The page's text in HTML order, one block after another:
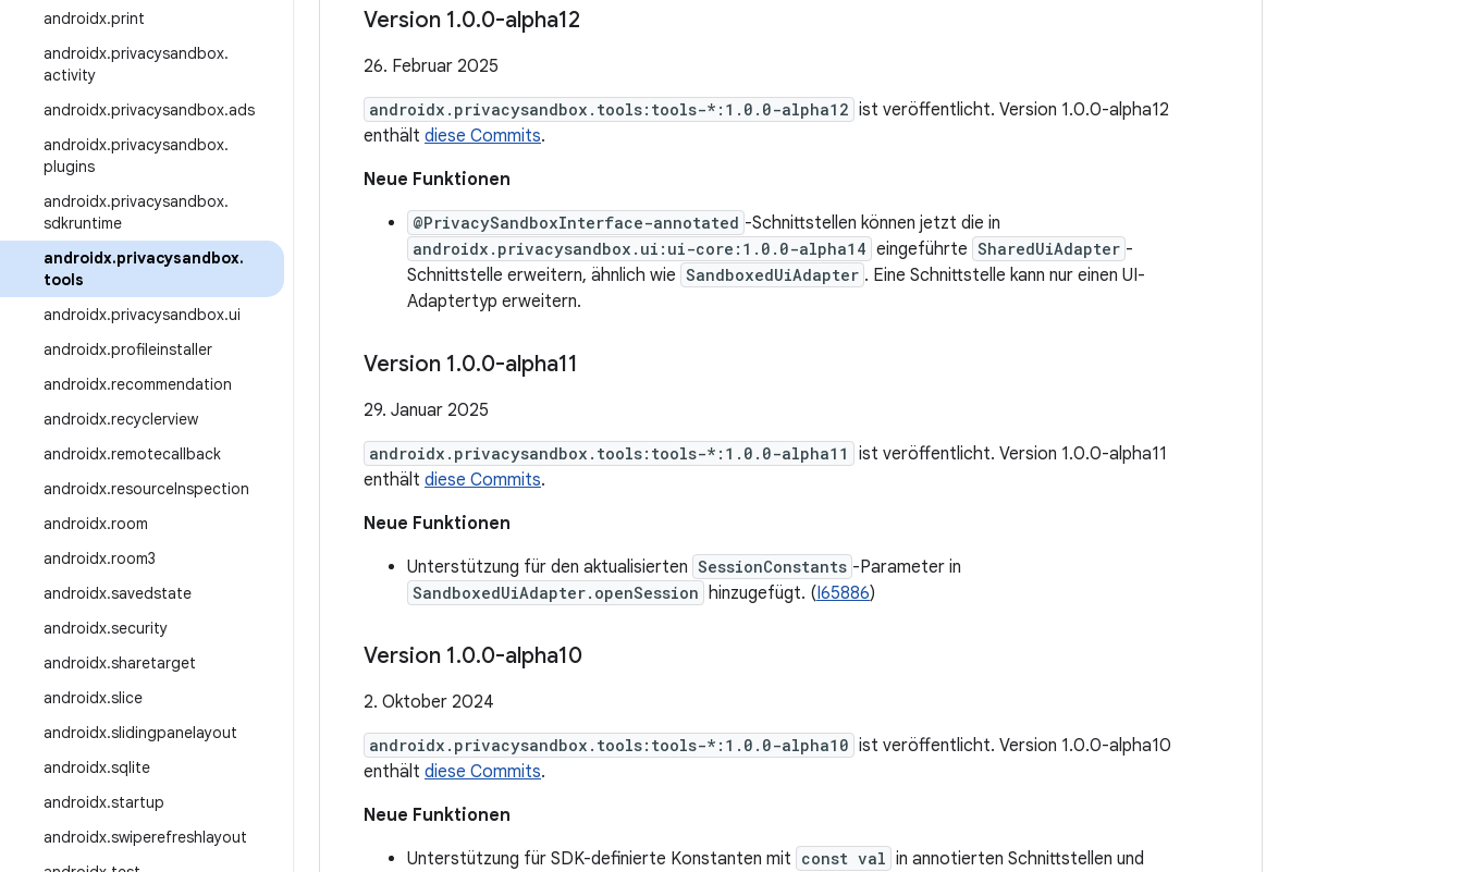
androidx.print
androidx.privacysandbox.
activity
androidx.privacysandbox.ads
androidx.privacysandbox.
plugins
androidx.privacysandbox.
sdkruntime
androidx.privacysandbox.
tools
androidx.privacysandbox.ui
androidx.profileinstaller
androidx.recommendation
androidx.recyclerview
androidx.remotecallback
androidx.resourceInspection
androidx.room
androidx.room3
androidx.savedstate
androidx.security
androidx.sharetarget
androidx.slice
androidx.slidingpanelayout
androidx.sqlite
androidx.startup
androidx.swiperefreshlayout
Version 1.0.0-alpha12
26. Februar 2025
androidx.privacysandbox.tools:tools-*:1.0.0-alpha12 ist veröffentlicht. Version 1.0.0-alpha12
enthält diese Commits.
Neue Funktionen
@PrivacySandboxInterface-annotated -Schnittstellen können jetzt die in
androidx.privacysandbox.ui:ui-core:1.0.0-alpha14 eingeführte SharedUiAdapter -
Schnittstelle erweitern, ähnlich wie SandboxedUiAdapter . Eine Schnittstelle kann nur einen UI-
Adaptertyp erweitern.
Version 1.0.0-alpha11
29. Januar 2025
androidx.privacysandbox.tools:tools-*:1.0.0-alpha11
ist veröffentlicht. Version 1.0.0-alpha11
enthält diese Commits.
Neue Funktionen
Unterstützung für den aktualisierten SessionConstants -Parameter in
SandboxedUiAdapter.openSession hinzugefügt. (I65886)
Version 1.0.0-alpha10
2. Oktober 2024
androidx.privacysandbox.tools:tools-*:1.0.0-alpha10 ist veröffentlicht. Version 1.0.0-alpha10
enthält diese Commits.
Neue Funktionen
Unterstützung für SDK-definierte Konstanten mit const val in annotierten Schnittstellen und